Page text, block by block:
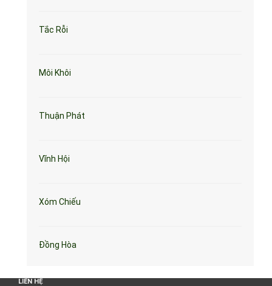
Tắc Rỗi
Môi Khôi
Thuận Phát
Vĩnh Hội
Xóm Chiếu
Đồng Hòa
LIÊN HỆ